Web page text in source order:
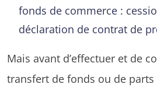
fonds de commerce :
déclaration de contrat de
Mais avant d’effectuer et de
transfert de fonds ou de